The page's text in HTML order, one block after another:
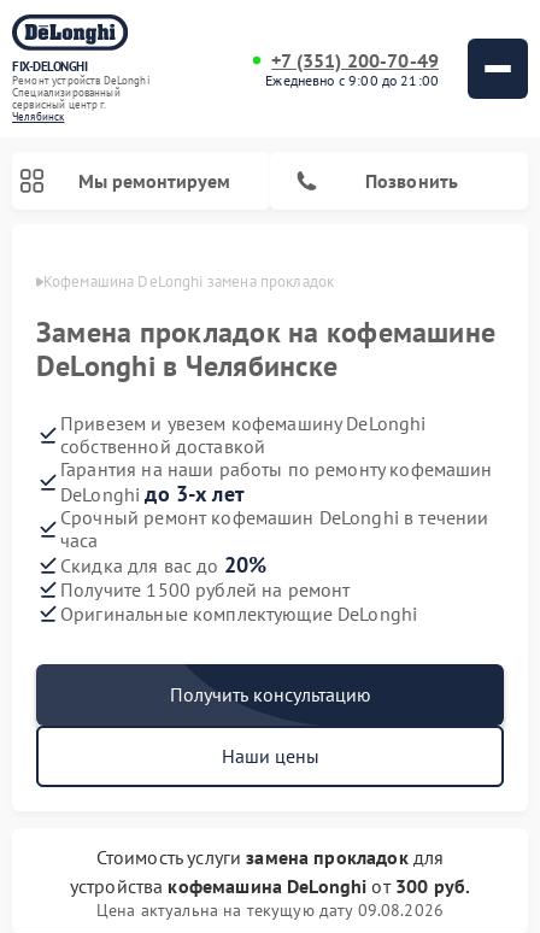
FIX-DELONGHI
Ремонт устройств DeLonghi
Специализированный
cервисный центр г.
Челябинск
+7 (351) 200-70-49
Ежедневно с 9:00 до 21:00
Мы ремонтируем Позвонить
Кофемашина DeLonghi замена прокладок
Замена прокладок на кофемашине
DeLonghi в Челябинске
Привезем и увезем кофемашину DeLonghi
собственной доставкой
Гарантия на наши работы по ремонту кофемашин
DeLonghiдо 3-х лет
Срочный ремонт кофемашин DeLonghi в течении
часа
Скидка для вас до 20%
Получите 1500 рублей на ремонт
Оригинальные комплектующие DeLonghi
Получить консультацию
Наши цены
Стоимость услугизамена прокладокдля
устройства кофемашина DeLonghi от 300 руб.
Цена актуальна на текущую дату 09.08.2026